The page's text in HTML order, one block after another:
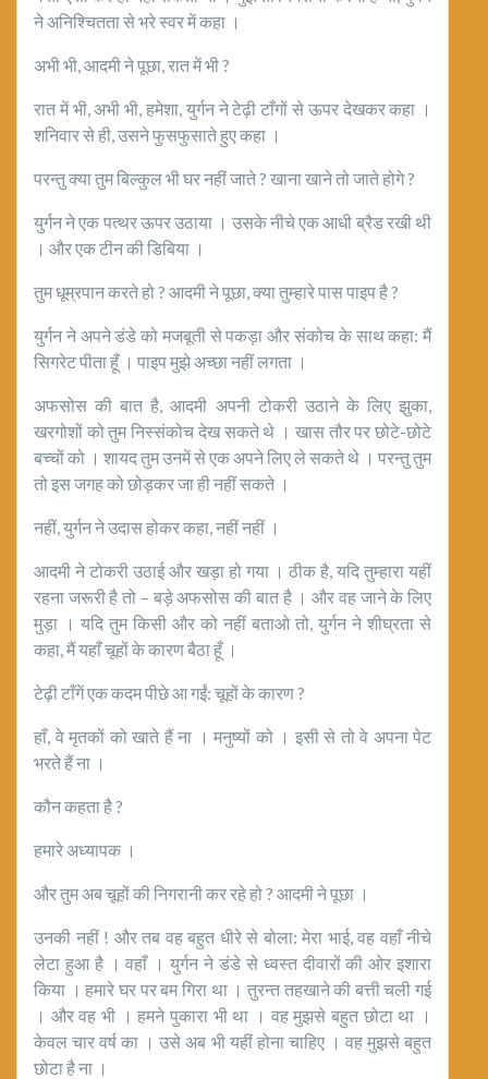
ने अनिश्चितता से भरे स्वर में कहा ।
अभी भी, आदमी ने पूछा, रात में भी ?
रात में भी, अभी भी, हमेशा, युर्गन ने टेढ़ी टाँगों से ऊपर देखकर कहा ।
शनिवार से ही, उसने फुसफुसाते हुए कहा ।
परन्तु क्या तुम बिल्कुल भी घर नहीं जाते ? खाना खाने तो जाते होगे ?
युर्गन ने एक पत्थर ऊपर उठाया । उसके नीचे एक आधी ब्रैड रखी थी
। और एक टीन की डिबिया ।
तुम धूम्रपान करते हो ? आदमी ने पूछा, क्या तुम्हारे पास पाइप है ?
युर्गन ने अपने डंडे को मजबूती से पकड़ा और संकोच के साथ कहा: मैं
सिगरेट पीता हूँ । पाइप मुझे अच्छा नहीं लगता ।
अफसोस की बात है, आदमी अपनी टोकरी उठाने के लिए झुका,
खरगोशों को तुम निस्संकोच देख सकते थे । खास तौर पर छोटे-छोटे
बच्चों को । शायद तुम उनमें से एक अपने लिए ले सकते थे । परन्तु तुम
तो इस जगह को छोड़कर जा ही नहीं सकते ।
नहीं, युर्गन ने उदास होकर कहा, नहीं नहीं ।
आदमी ने टोकरी उठाई और खड़ा हो गया । ठीक है, यदि तुम्हारा यहीं
रहना जरूरी है तो – बड़े अफसोस की बात है । और वह जाने के लिए
मुड़ा । यदि तुम किसी और को नहीं बताओ तो, युर्गन ने शीघ्रता से
कहा, मैं यहाँ चूहों के कारण बैठा हूँ ।
टेढ़ी टाँगें एक कदम पीछे आ गईं: चूहों के कारण ?
हाँ, वे मृतकों को खाते हैं ना । मनुष्यों को । इसी से तो वे अपना पेट
भरते हैं ना ।
कौन कहता है ?
हमारे अध्यापक ।
और तुम अब चूहों की निगरानी कर रहे हो ? आदमी ने पूछा ।
उनकी नहीं ! और तब वह बहुत धीरे से बोला: मेरा भाई, वह वहाँ नीचे
लेटा हुआ है । वहाँ । युर्गन ने डंडे से ध्वस्त दीवारों की ओर इशारा
किया । हमारे घर पर बम गिरा था । तुरन्त तहखाने की बत्ती चली गई
। और वह भी । हमने पुकारा भी था । वह मुझसे बहुत छोटा था ।
केवल चार वर्ष का । उसे अब भी यहीं होना चाहिए । वह मुझसे बहुत
छोटा है ना ।